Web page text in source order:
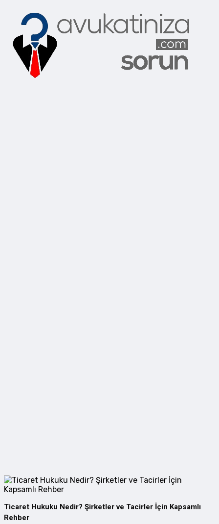
Ticaret Hukuku Nedir? Şirketler ve Tacirler İçin Kapsamlı
Rehber